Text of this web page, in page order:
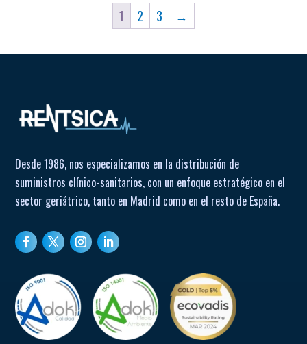
1 2 3 →
Desde 1986, nos especializamos en la distribución de
suministros clínico-sanitarios, con un enfoque estratégico en el
sector geriátrico, tanto en Madrid como en el resto de España.